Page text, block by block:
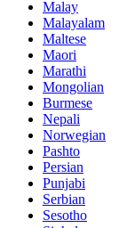
Malay
Malayalam
Maltese
Maori
Marathi
Mongolian
Burmese
Nepali
Norwegian
Pashto
Persian
Punjabi
Serbian
Sesotho